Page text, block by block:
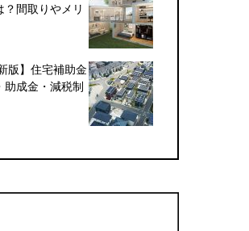
？間取りやメリ
版】住宅補助金
助成金・減税制